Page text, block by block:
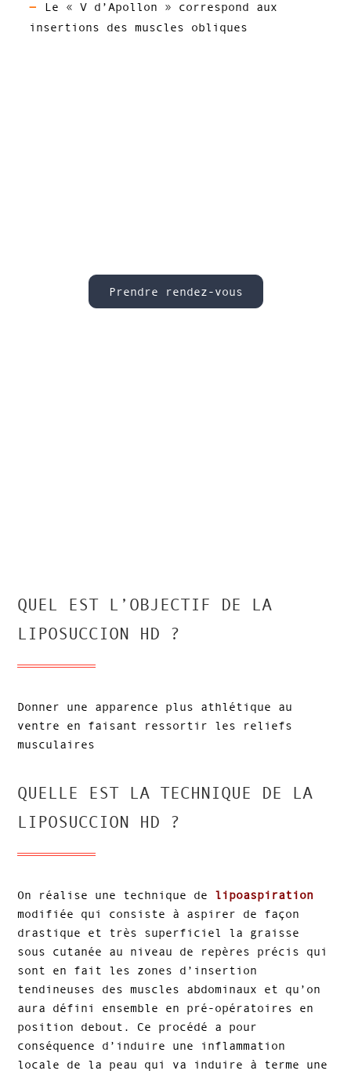
Le « V d’Apollon » correspond aux
insertions des muscles obliques
Prendre rendez-vous
QUEL EST L’OBJECTIF DE LA
LIPOSUCCION HD ?
Donner une apparence plus athlétique au
ventre en faisant ressortir les reliefs
musculaires
QUELLE EST LA TECHNIQUE DE LA
LIPOSUCCION HD ?
On réalise une technique de lipoaspiration
modifiée qui consiste à aspirer de façon
drastique et très superficiel la graisse
sous cutanée au niveau de repères précis qui
sont en fait les zones d’insertion
tendineuses des muscles abdominaux et qu’on
aura défini ensemble en pré-opératoires en
position debout. Ce procédé a pour
conséquence d’induire une inflammation
locale de la peau qui va induire à terme une